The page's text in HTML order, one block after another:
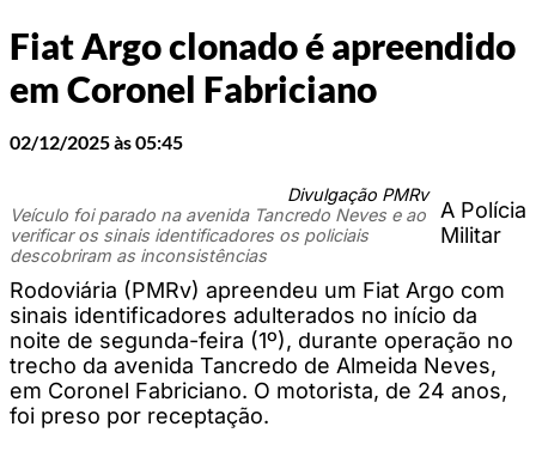
Fiat Argo clonado é apreendido
em Coronel Fabriciano
02/12/2025 às 05:45
Divulgação PMRv
Veículo foi parado na avenida Tancredo Neves e ao
verificar os sinais identificadores os policiais
descobriram as inconsistências
A Polícia
Militar
Rodoviária (PMRv) apreendeu um Fiat Argo com
sinais identificadores adulterados no início da
noite de segunda-feira (1º), durante operação no
trecho da avenida Tancredo de Almeida Neves,
em Coronel Fabriciano. O motorista, de 24 anos,
foi preso por receptação.